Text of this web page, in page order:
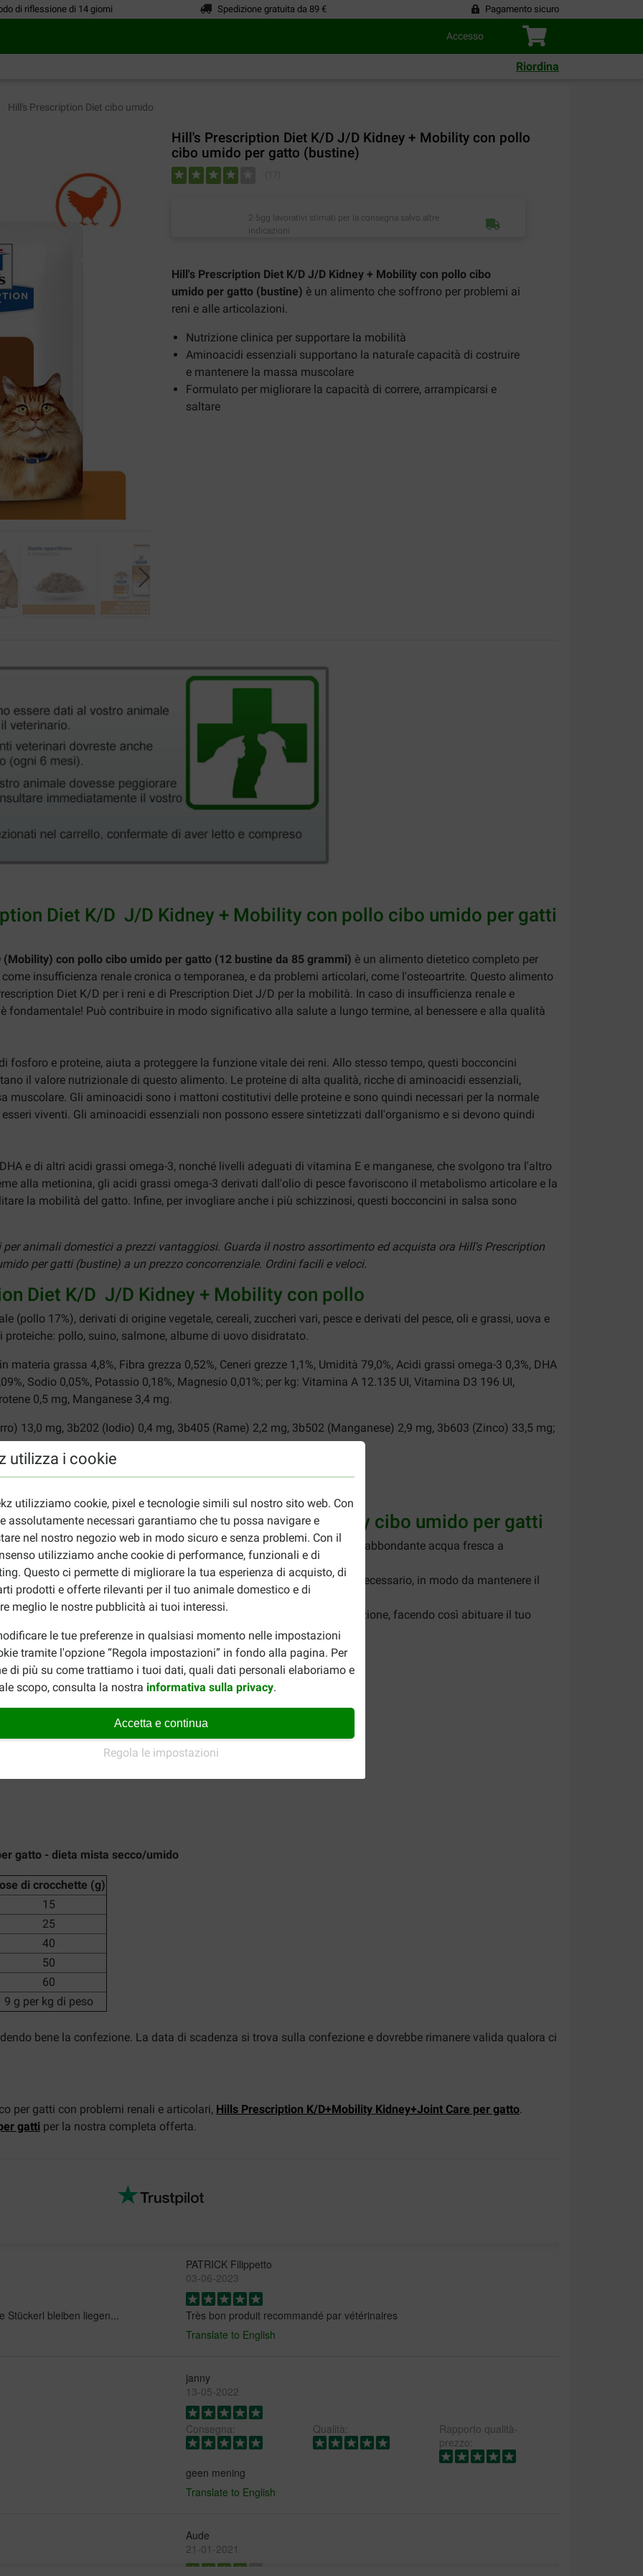
di riflessione di 14 giorni Spedizione gratuita da 89 € Pagamento sicuro
Accesso
Riordina
utilizza i cookie
utilizziamo cookie, pixel e tecnologie simili sul nostro sito web. Con
assolutamente necessari garantiamo che tu possa navigare e
nel nostro negozio web in modo sicuro e senza problemi. Con il
utilizziamo anche cookie di performance, funzionali e di
Questo ci permette di migliorare la tua esperienza di acquisto, di
prodotti e offerte rilevanti per il tuo animale domestico e di
meglio le nostre pubblicità ai tuoi interessi.
le tue preferenze in qualsiasi momento nelle impostazioni
tramite l'opzione “Regola impostazioni” in fondo alla pagina. Per
di più su come trattiamo i tuoi dati, quali dati personali elaboriamo e
scopo, consulta la nostra informativa sulla privacy.
Accetta e continua
Regola le impostazioni
Hill's Prescription Diet cibo umido
Hill's Prescription Diet K/D J/D Kidney + Mobility con pollo
cibo umido per gatto (bustine)
2-5gg lavorativi stimati per la consegna salvo altre
indicazioni
Hill's Prescription Diet K/D J/D Kidney + Mobility con pollo cibo
umido per gatto (bustine) è un alimento che soffrono per problemi ai
reni e alle articolazioni.
Nutrizione clinica per supportare la mobilità
Aminoacidi essenziali supportano la naturale capacità di costruire
e mantenere la massa muscolare
Formulato per migliorare la capacità di correre, arrampicarsi e
saltare
Diet K/D J/D Kidney + Mobility con pollo cibo umido per gatti
(Mobility) con pollo cibo umido per gatto (12 bustine da 85 grammi) è un alimento dietetico completo per
insufficienza renale cronica o temporanea, e da problemi articolari, come l'osteoartrite. Questo alimento
Diet K/D per i reni e di Prescription Diet J/D per la mobilità. In caso di insufficienza renale e
fondamentale! Può contribuire in modo significativo alla salute a lungo termine, al benessere e alla qualità
fosforo e proteine, aiuta a proteggere la funzione vitale dei reni. Allo stesso tempo, questi bocconcini
il valore nutrizionale di questo alimento. Le proteine di alta qualità, ricche di aminoacidi essenziali,
muscolare. Gli aminoacidi sono i mattoni costitutivi delle proteine e sono quindi necessari per la normale
viventi. Gli aminoacidi essenziali non possono essere sintetizzati dall'organismo e si devono quindi
e di altri acidi grassi omega-3, nonché livelli adeguati di vitamina E e manganese, che svolgono tra l'altro
alla metionina, gli acidi grassi omega-3 derivati dall'olio di pesce favoriscono il metabolismo articolare e la
la mobilità del gatto. Infine, per invogliare anche i più schizzinosi, questi bocconcini in salsa sono
animali domestici a prezzi vantaggiosi. Guarda il nostro assortimento ed acquista ora Hill's Prescription
per gatti (bustine) a un prezzo concorrenziale. Ordini facili e veloci.
Diet K/D J/D Kidney + Mobility con pollo
(pollo 17%), derivati di origine vegetale, cereali, zuccheri vari, pesce e derivati del pesce, oli e grassi, uova e
pollo, suino, salmone, albume di uovo disidratato.
materia grassa 4,8%, Fibra grezza 0,52%, Ceneri grezze 1,1%, Umidità 79,0%, Acidi grassi omega-3 0,3%, DHA
Sodio 0,05%, Potassio 0,18%, Magnesio 0,01%; per kg: Vitamina A 12.135 UI, Vitamina D3 196 UI,
0,5 mg, Manganese 3,4 mg.
13,0 mg, 3b202 (Iodio) 0,4 mg, 3b405 (Rame) 2,2 mg, 3b502 (Manganese) 2,9 mg, 3b603 (Zinco) 33,5 mg;
Prescription Diet K/D J/D Kidney + Mobility cibo umido per gatti
o più pasti. Fai in modo che il tuo animale domestico abbia sempre abbondante acqua fresca a
e le dosi giornaliere. Consigliamo di modificare tali quantità qualora necessario, in modo da mantenere il
dubbio consulta il veterinario.
dapprima al cibo abituale, aumentandone gradatamente la proporzione, facendo così abituare il tuo
Kidney+Joint Care umido per gatto con pollo
gatto - dieta mista secco/umido
di crocchette (g)
15
25
40
50
60
9 g per kg di peso
bene la confezione. La data di scadenza si trova sulla confezione e dovrebbe rimanere valida qualora ci
per gatti con problemi renali e articolari, Hills Prescription K/D+Mobility Kidney+Joint Care per gatto.
gatti per la nostra completa offerta.
Stückerl bleiben liegen...
PATRICK Filippetto
03-06-2023
Très bon produit recommandé par vétérinaires
Translate to English
janny
13-05-2022
Consegna: Qualità:
Rapporto qualità-
prezzo:
geen mening
Translate to English
Aude
21-01-2021